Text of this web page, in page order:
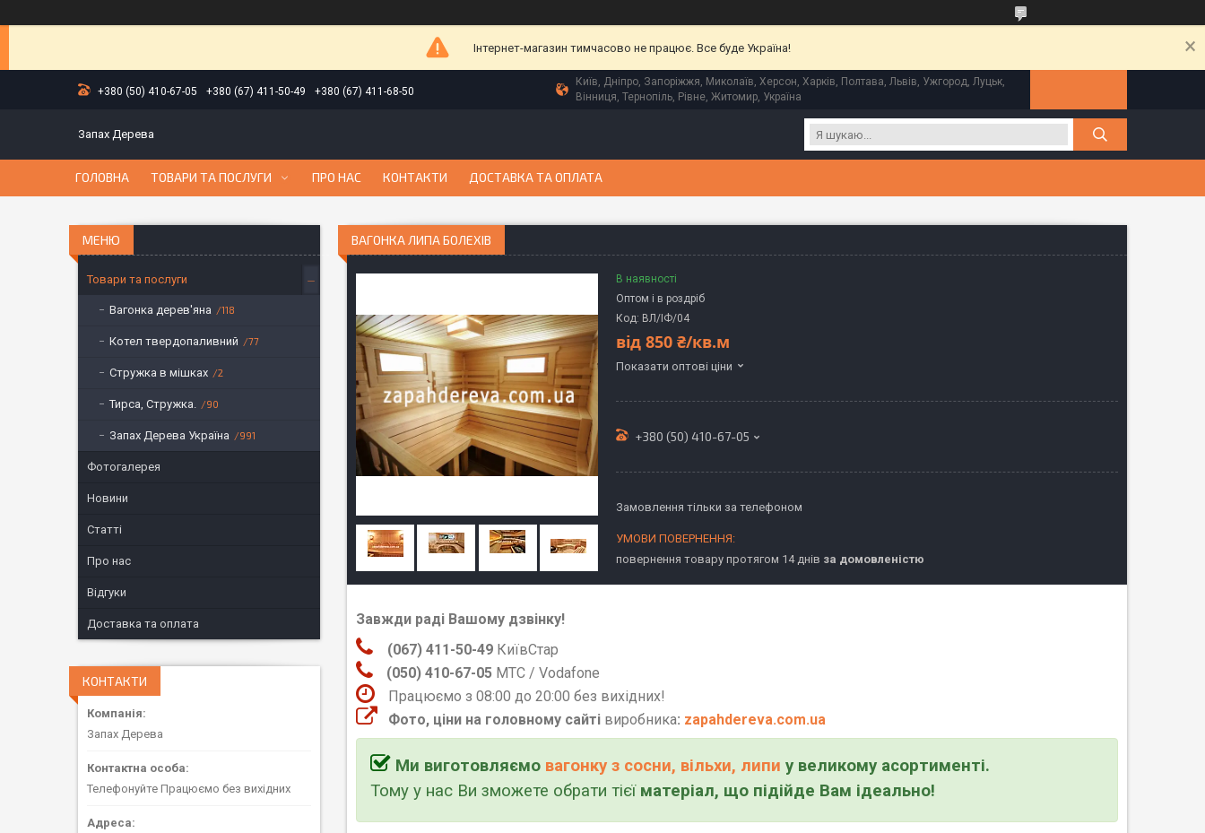
Інтернет-магазин тимчасово не працює. Все буде Україна!
+380 (50) 410-67-05 +380 (67) 411-50-49 +380 (67) 411-68-50
Київ, Дніпро, Запоріжжя, Миколаїв, Херсон, Харків, Полтава, Львів, Ужгород, Луцьк,
Вінниця, Тернопіль, Рівне, Житомир, Україна
Запах Дерева
ГОЛОВНА ТОВАРИ ТА ПОСЛУГИ ПРО НАС КОНТАКТИ ДОСТАВКА ТА ОПЛАТА
ВАГОНКА ЛИПА БОЛЕХІВ
В наявності
Оптом і в роздріб
Код: ВЛ/ІФ/04
від 850 ₴/кв.м
Показати оптові ціни
+380 (50) 410-67-05
Замовлення тільки за телефоном
повернення товару протягом 14 днів за домовленістю
Завжди раді Вашому дзвінку!
(067) 411-50-49 КиївСтар
(050) 410-67-05 МТС / Vodafone
Працюємо з 08:00 до 20:00 без вихідних!
Фото, ціни на головному сайті виробника: zapahdereva.com.ua
Ми виготовляємо вагонку з сосни, вільхи, липи у великому асортименті.
Тому у нас Ви зможете обрати тієї матеріал, що підійде Вам ідеально!
Товари та послуги
Вагонка дерев'яна 118
Котел твердопаливний 77
Стружка в мішках 2
Тирса, Стружка. 90
Запах Дерева Україна 991
Фотогалерея
Новини
Статті
Про нас
Відгуки
Доставка та оплата
КОНТАКТИ
Запах Дерева
Телефонуйте Працюємо без вихідних